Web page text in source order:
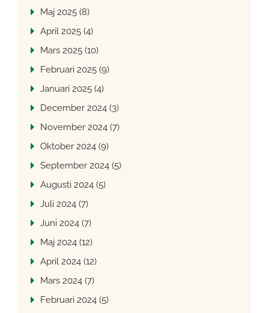
Maj 2025 (8)
April 2025 (4)
Mars 2025 (10)
Februari 2025 (9)
Januari 2025 (4)
December 2024 (3)
November 2024 (7)
Oktober 2024 (9)
September 2024 (5)
Augusti 2024 (5)
Juli 2024 (7)
Juni 2024 (7)
Maj 2024 (12)
April 2024 (12)
Mars 2024 (7)
Februari 2024 (5)